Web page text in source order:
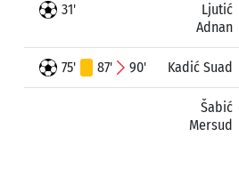
31'
Ljutić
Adnan
75' 87' 90' Kadić Suad
Šabić
Mersud